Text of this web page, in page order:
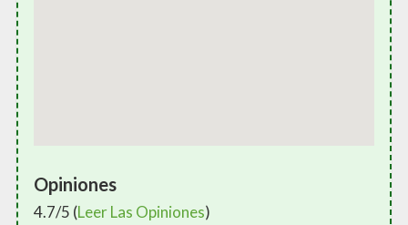
Opiniones
4.7/5 (Leer Las Opiniones)